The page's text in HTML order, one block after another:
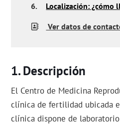
6.
Localización: ¿cómo
Ver datos de
Descripción
El Centro de Medicina
clínica de fertilidad ubicada
clínica dispone de